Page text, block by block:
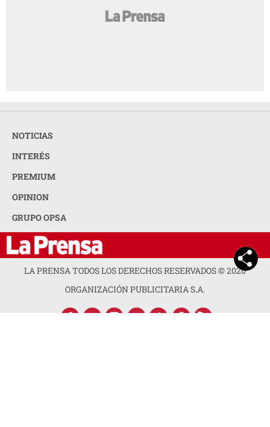
NOTICIAS
INTERÉS
PREMIUM
OPINION
GRUPO OPSA
LA PRENSA TODOS LOS DERECHOS RESERVADOS ©2026
ORGANIZACIÓN PUBLICITARIA S.A.